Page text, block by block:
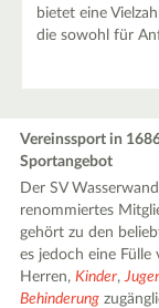
bietet eine
die sowohl für
Vereinssport in
Sportangebot
Der SV
renommiertes
gehört zu den
es jedoch eine
Herren,Kinder,
Behinderung